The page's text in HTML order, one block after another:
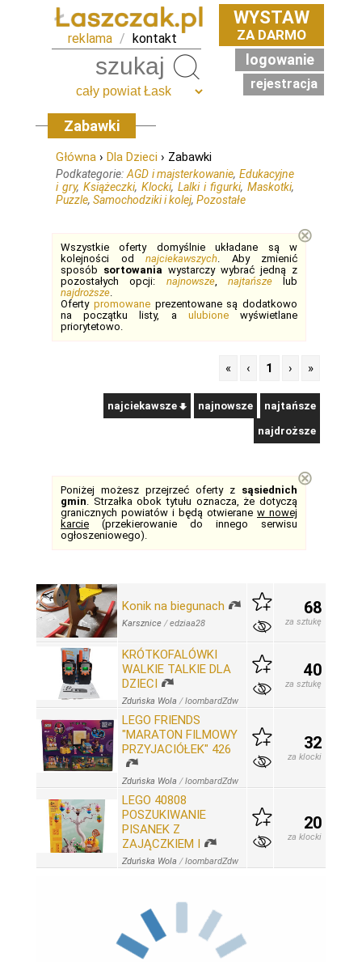
reklama / kontakt
WYSTAW
ZA DARMO
logowanie
rejestracja
Zabawki
Główna › Dla Dzieci › Zabawki
Podkategorie: AGD i majsterkowanie, Edukacyjne
i gry, Książeczki, Klocki, Lalki i figurki, Maskotki,
Puzzle, Samochodziki i kolej, Pozostałe
Wszystkie oferty domyślnie układane są w
kolejności od najciekawszych. Aby zmienić
sposób sortowania wystarczy wybrać jedną z
pozostałych opcji: najnowsze, najtańszelub
najdroższe.
Oferty promowaneprezentowane są dodatkowo
na początku listy, a ulubionewyświetlane
priorytetowo.
⊗
« ‹ 1 › »
najciekawsze najnowsze najtańsze
najdroższe
Poniżej możesz przejrzeć oferty z sąsiednich
gmin. Strzałka obok tytułu oznacza, że dotyczą
granicznych powiatów i będą otwierane w nowej
karcie (przekierowanie do innego serwisu
ogłoszeniowego).
⊗
Konik na biegunach
Karsznice /edziaa28
68
za sztukę
KRÓTKOFALÓWKI
WALKIE TALKIE DLA
DZIECI
Zduńska Wola /loombardZdw
40
za sztukę
LEGO FRIENDS
"MARATON FILMOWY
PRZYJACIÓŁEK" 426
Zduńska Wola /loombardZdw
32
za klocki
LEGO 40808
POSZUKIWANIE
PISANEK Z
ZAJĄCZKIEM I
Zduńska Wola /loombardZdw
20
za klocki